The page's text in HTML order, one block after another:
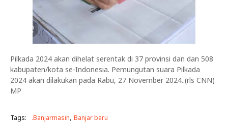
Pilkada 2024 akan dihelat serentak di 37 provinsi dan dan 508
kabupaten/kota se-Indonesia. Pemungutan suara Pilkada
2024 akan dilakukan pada Rabu, 27 November 2024..(rls CNN)
MP
Tags: .Banjarmasin Banjar baru